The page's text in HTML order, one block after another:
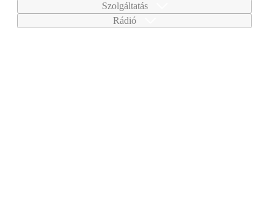
Szolgáltatás
Rádió